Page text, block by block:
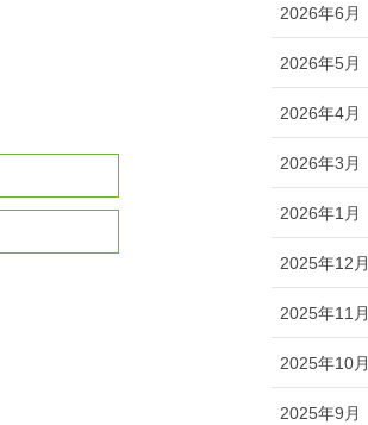
2026年6月
2026年5月
2026年4月
2026年3月
2026年1月
2025年12月
2025年11月
2025年10月
2025年9月